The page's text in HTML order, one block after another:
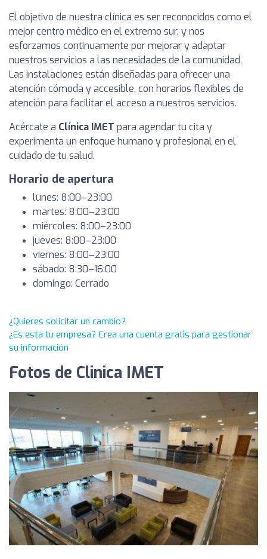
El objetivo de nuestra clínica es ser reconocidos como el
mejor centro médico en el extremo sur, y nos
esforzamos continuamente por mejorar y adaptar
nuestros servicios a las necesidades de la comunidad.
Las instalaciones están diseñadas para ofrecer una
atención cómoda y accesible, con horarios flexibles de
atención para facilitar el acceso a nuestros servicios.
Acércate a Clínica IMET para agendar tu cita y
experimenta un enfoque humano y profesional en el
cuidado de tu salud.
Horario de apertura
lunes: 8:00–23:00
martes: 8:00–23:00
miércoles: 8:00–23:00
jueves: 8:00–23:00
viernes: 8:00–23:00
sábado: 8:30–16:00
domingo: Cerrado
¿Quieres solicitar un cambio?
¿Es esta tu empresa? Crea una cuenta gratis para gestionar
su información
Fotos de Clinica IMET